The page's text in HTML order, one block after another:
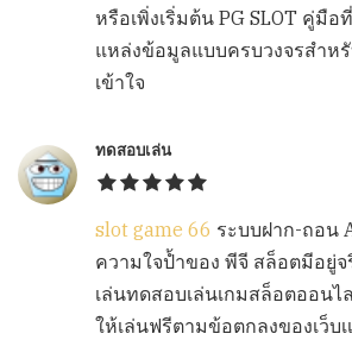
หรือเพิ่งเริ่มต้น PG SLOT คู่มื
แหล่งข้อมูลแบบครบวงจรสำห
เข้าใจ
ทดสอบเล่น
slot game 66 ระบบฝาก-ถอน
ความใจป้ำของ พีจี สล็อตมีอยู่จ
เล่นทดสอบเล่นเกมสล็อตออนไ
ให้เล่นฟรีตามข้อตกลงของเว็บเ